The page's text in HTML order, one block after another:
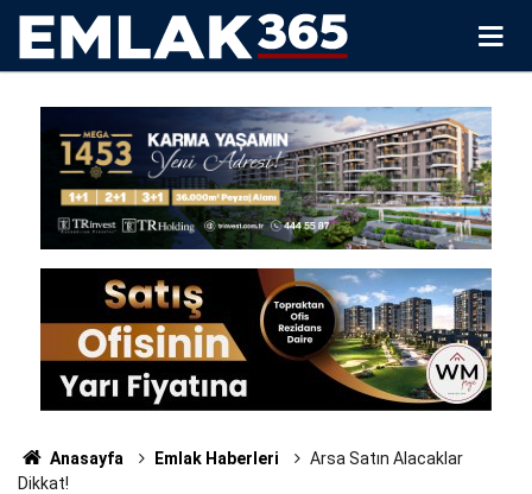
Anasayfa Emlak Haberleri
Arsa Satın Alacaklar
Dikkat!